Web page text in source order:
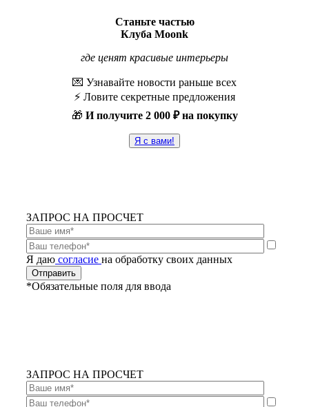
Станьте частью
Клуба Moonk
где ценят красивые интерьеры
💌 Узнавайте новости раньше всех
⚡️ Ловите секретные предложения
🎁 И получите 2 000 ₽ на покупку
Я с вами!
ЗАПРОС НА ПРОСЧЕТ
Я даю согласие на обработку своих данных
*Обязательные поля для ввода
ЗАПРОС НА ПРОСЧЕТ